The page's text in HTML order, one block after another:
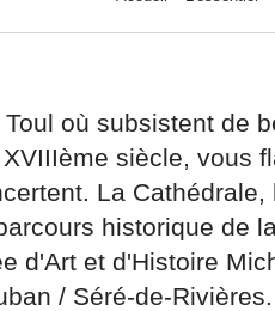
où subsistent de
siècle, vous
La
historique de
d'Art et d'Histoire
/ Séré-de-
Les informations recueillies à